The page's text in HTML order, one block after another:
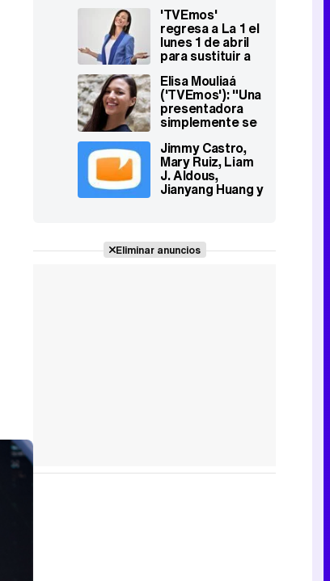
tampoco pasa
nada"
'TVEmos'
regresa a La 1 el
lunes 1 de abril
para sustituir a
'Lo siguiente'
Elisa Mouliaá
('TVEmos'): "Una
presentadora
simplemente se
dedica a
transmitir lo que
el guionista
decide"
Jimmy Castro,
Mary Ruiz, Liam
J. Aldous,
Jianyang Huang y
Renata Zanchi,
Edition'
Eliminar anuncios